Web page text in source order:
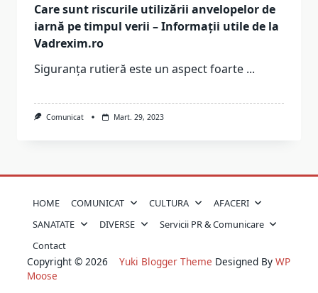
Care sunt riscurile utilizării anvelopelor de
iarnă pe timpul verii – Informații utile de la
Vadrexim.ro
Siguranța rutieră este un aspect foarte ...
Comunicat Mart. 29, 2023
HOME COMUNICAT CULTURA
AFACERI
SANATATE
DIVERSE
Servicii PR & Comunicare
Contact
Copyright © 2026 Yuki Blogger Theme Designed By WP
Moose